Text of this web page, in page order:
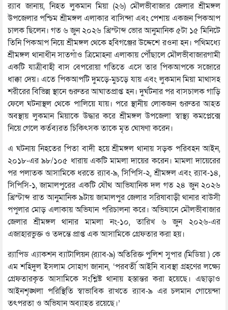
র‌্যাব জানায়, নিহত লুকমান মিয়া (২৬) মৌলভীবাজার জেলার শ্রীমঙ্গল
উপজেলার পশ্চিম শ্রীমঙ্গল এলাকার বাসিন্দা এবং পেশায় একজন পিকআপ
চালক ছিলেন। গত ৬ জুন ২০২৬ খ্রিস্টাব্দ ভোর আনুমানিক ৫টা ১৫ মিনিটে
তিনি পিকআপ নিয়ে শ্রীমঙ্গল থেকে হবিগঞ্জের উদ্দেশে রওনা হন। পথিমধ্যে
শ্রীমঙ্গল থানাধীন সাতগাঁও ত্রিমোহনা এলাকায় পৌঁছালে মৌলভীবাজারগামী
একটি যাত্রীবাহী বাস বেপরোয়া গতিতে এসে তার পিকআপকে সজোরে
ধাক্কা দেয়। এতে পিকআপটি দুমড়ে-মুচড়ে যায় এবং লুকমান মিয়া মাথাসহ
শরীরের বিভিন্ন স্থানে গুরুতর আঘাতপ্রাপ্ত হন। দুর্ঘটনার পর বাসচালক গাড়ি
ফেলে ঘটনাস্থল থেকে পালিয়ে যায়। পরে স্থানীয় লোকজন গুরুতর আহত
অবস্থায় লুকমান মিয়াকে উদ্ধার করে শ্রীমঙ্গল উপজেলা স্বাস্থ্য কমপ্লেক্সে
নিয়ে গেলে কর্তব্যরত চিকিৎসক তাকে মৃত ঘোষণা করেন।
এ ঘটনায় নিহতের পিতা বাদী হয়ে শ্রীমঙ্গল থানায় সড়ক পরিবহন আইন,
২০১৮-এর ৯৮/১০৫ ধারায় একটি মামলা দায়ের করেন। মামলা দায়েরের
পর পলাতক আসামিকে ধরতে র‌্যাব-৯, সিপিসি-২, শ্রীমঙ্গল এবং র‌্যাব-১৪,
সিপিসি-১, জামালপুরের একটি যৌথ আভিযানিক দল গত ২৪ জুন ২০২৬
খ্রিস্টাব্দ রাত আনুমানিক ৯টায় জামালপুর জেলার সরিষাবাড়ী থানার বাউসী
পপুলার মোড় এলাকায় অভিযান পরিচালনা করে। অভিযানে মৌলভীবাজার
জেলার শ্রীমঙ্গল থানার মামলা নং-১০, তারিখ ৬ জুন ২০২৬-এর
এজাহারভুক্ত ও তদন্তে প্রাপ্ত এক আসামিকে গ্রেফতার করা হয়।
র‌্যাপিড এ্যাকশন ব্যাটালিয়ন (র‌্যাব-৯) অতিরিক্ত পুলিশ সুপার (মিডিয়া ) কে
এম শহিদুল ইসলাম সোহাগ জানান, ‘পরবর্তী আইনি ব্যবস্থা গ্রহণের লক্ষ্যে
গ্রেফতারকৃত আসামিকে সংশ্লিষ্ট থানায় হস্তান্তর করা হয়েছে। এছাড়াও
আইনশৃঙ্খলা পরিস্থিতি স্বাভাবিক রাখতে র‌্যাব-৯ এর চলমান গোয়েন্দা
তৎপরতা ও অভিযান অব্যাহত রয়েছে।’